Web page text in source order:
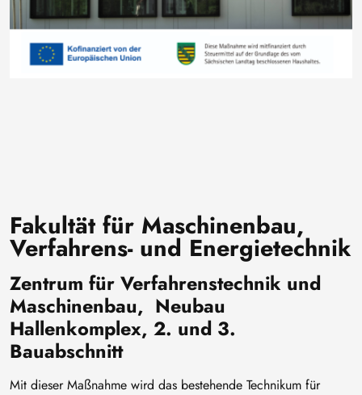
Fakultät für Maschinenbau,
Verfahrens- und Energietechnik
Zentrum für Verfahrenstechnik und
Maschinenbau, Neubau
Hallenkomplex, 2. und 3.
Bauabschnitt
Mit dieser Maßnahme wird das bestehende Technikum für